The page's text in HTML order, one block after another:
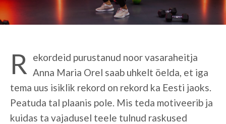
R
ekordeid purustanud noor vasaraheitja
Anna Maria Orel saab uhkelt öelda, et iga
tema uus isiklik rekord on rekord ka Eesti jaoks.
Peatuda tal plaanis pole. Mis teda motiveerib ja
kuidas ta vajadusel teele tulnud raskused